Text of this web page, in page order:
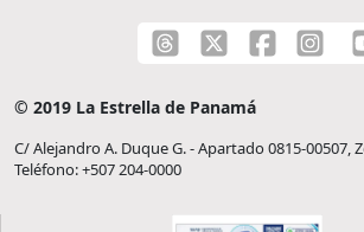
© 2019 La Estrella de Panamá
C/ Alejandro A. Duque G. - Apartado 0815-00507,
Teléfono: +507 204-0000